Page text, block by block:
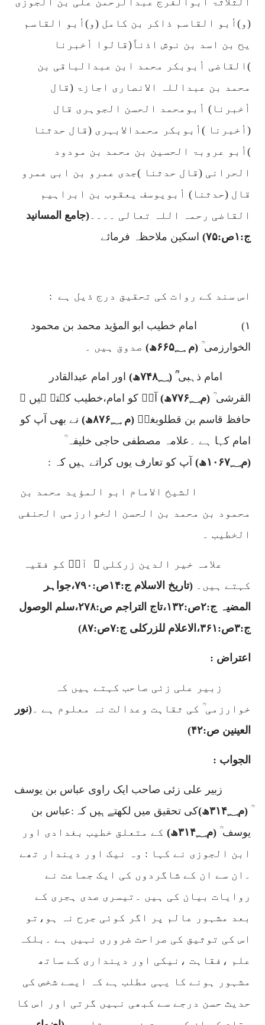
(و)أبو القاسم ذاکر بن کامل (و)أبو القاسم
یح بن اسد بن نوش اذناً(قالوا أخبرنا
)القاضی أبوبکر محمد ابن عبدالباقی بن
محمد بن عبداللہ الانصاری اجازۃ (قال
أخبرنا) أبومحمد الحسن الجوہری قال
(أخبرنا )أبوبکر محمدالابہری (قال حدثنا
)أبو عروبۃ الحسین بن محمد بن مودود
الحرانی (قال حدثنا )جدی عمرو بن ابی عمرو
قال (حدثنا) أبویوسف یعقوب بن ابراہیم
القاضی رحمہ اللہ تعالی ۔۔۔۔(جامع المسانید
ج: ۱ص:۷۵) اسکین ملاحظہ فرمائے
اس سند کے روات کی تحقیق درج ذیل ہے :
۱)
امام خطیب ابو المؤید محمد بن محمود
الخوارزمی ؒ (م۶۶۵؁ھ) صدوق ہیں ۔
امام ذہبی ؒ (۷۴۸؁ھ) اور امام عبدالقادر
القرشی ؒ (م۷۷۶؁ھ) آپؒ کو امام،خطیب کہتے ہیں ۔
حافظ قاسم بن قطلوبغاؒ (م۸۷۶؁ھ) نے بھی آپ کو
امام کہا ہے ۔علامہ مصطفی حاجی خلیفہ ؒ
(م۱۰۶۷؁ھ) آپ کو تعارف یوں کراتے ہیں کہ :
الشیخ الامام ابو المؤید محمد بن
محمود بن محمد بن الحسن الخوارزمی الحنفی
الخطیب ۔
علامہ خیر الدین زرکلی ؒ
آپؒ کو فقیہ
کہتے ہیں۔ (تاریخ الاسلام ج:۱۴ص: ۷۹۰،جواہر
المضیہ ج:۲ص:۱۳۲،تاج التراجم ص:۲۷۸،سلم الوصول
ج:۳ص: ۳۶۱،الاعلام للزرکلی ج:۷ص:۸۷)
اعتراض :
زبیر علی زئی صاحب کہتے ہیں کہ
خوارزمی ؒ کی ثقاہت وعدالت نہ معلوم ہے ۔(نور
العینین ص:۴۲)
الجواب :
زبیر علی زئی صاحب ایک راوی عباس بن یوسف
(م۳۱۴؁ھ)کی تحقیق میں لکھتے ہیں کہ :عباس بن
یوسف ؒ (م۳۱۴؁ھ) کے متعلق خطیب بغدادی اور
ابن الجوزی نے کہا : وہ نیک اور دیندار تھے
۔ان سے ان کے شاگردوں کی ایک جماعت نے
روایات بیان کی ہیں ۔تیسری صدی ہجری کے
بعد مشہور عالم پر اگر کوئی جرح نہ ہو،تو
اس کی توثیق کی صراحت ضروری نہیں ہے ۔بلکہ
علم ،فقاہت ،نیکی اور دینداری کے ساتھ
مشہور ہونے کا یہی مطلب ہے کہ ایسے شخص کی
حدیث حسن درجے سے کبھی نہیں گرتی اور اس کا